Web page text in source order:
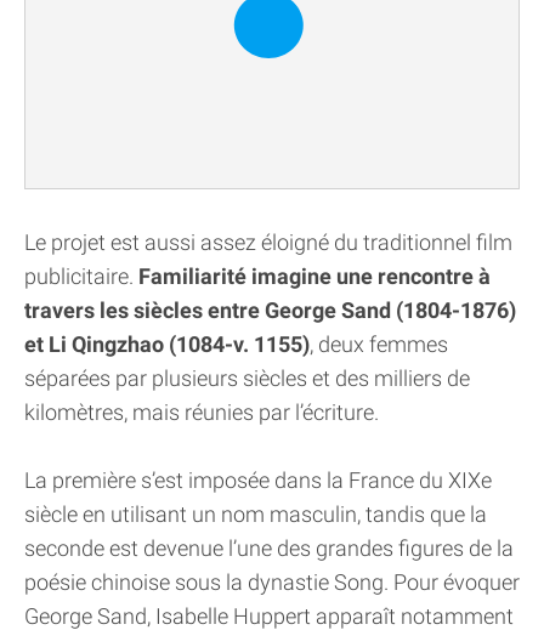
Le projet est aussi assez éloigné du traditionnel film
publicitaire. Familiarité imagine une rencontre à
travers les siècles entre George Sand (1804-1876)
et Li Qingzhao (1084-v. 1155), deux femmes
séparées par plusieurs siècles et des milliers de
kilomètres, mais réunies par l’écriture.
La première s’est imposée dans la France du XIXe
siècle en utilisant un nom masculin, tandis que la
seconde est devenue l’une des grandes figures de la
poésie chinoise sous la dynastie Song. Pour évoquer
George Sand, Isabelle Huppert apparaît notamment